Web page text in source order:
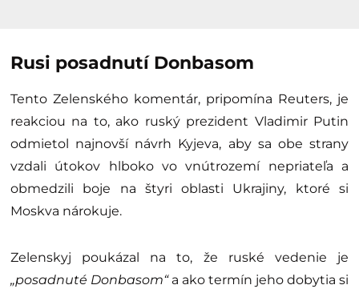
Rusi posadnutí Donbasom
Tento Zelenského komentár, pripomína Reuters, je
reakciou na to, ako ruský prezident Vladimir Putin
odmietol najnovší návrh Kyjeva, aby sa obe strany
vzdali útokov hlboko vo vnútrozemí nepriateľa a
obmedzili boje na štyri oblasti Ukrajiny, ktoré si
Moskva nárokuje.
Zelenskyj poukázal na to, že ruské vedenie je
„posadnuté Donbasom“a ako termín jeho dobytia si